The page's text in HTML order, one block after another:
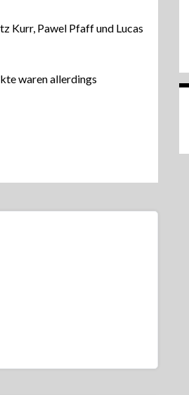
Kurr, Pawel Pfaff und Lucas
waren allerdings